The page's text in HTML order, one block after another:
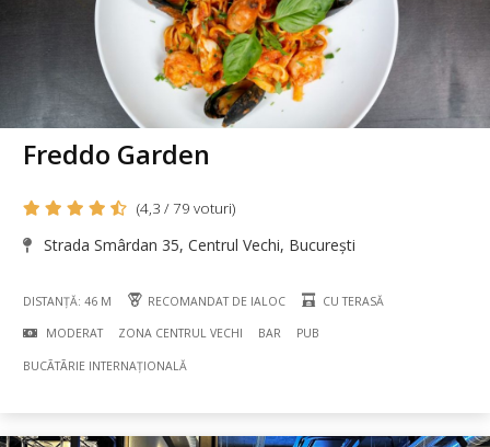
Freddo Garden
(4,3 / 79 voturi)
Strada Smârdan 35, Centrul Vechi, București
DISTANȚĂ: 46 M RECOMANDAT DE IALOC CU TERASĂ
MODERAT ZONA CENTRUL VECHI BAR PUB
BUCÃTÃRIE INTERNAȚIONALĂ